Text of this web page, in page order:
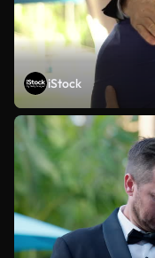
iStock